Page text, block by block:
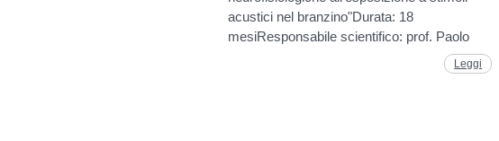
acustici nel branzino"Durata: 18
mesiResponsabile scientifico: prof. Paolo
Leggi